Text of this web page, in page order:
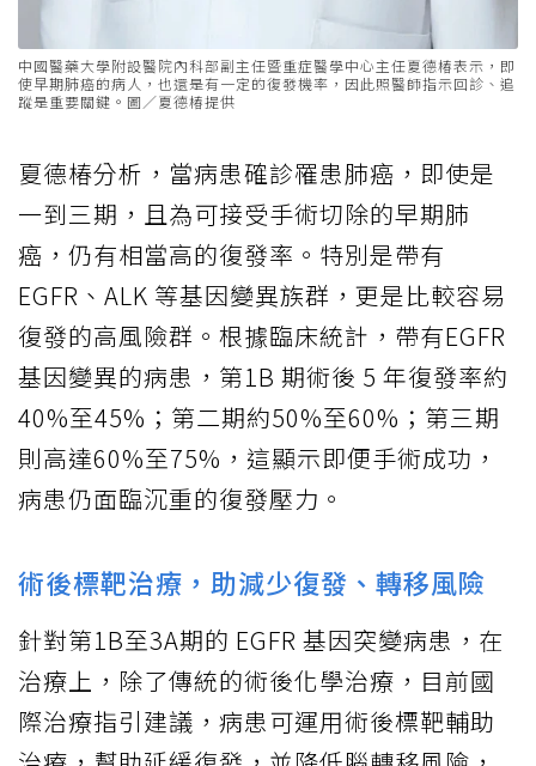
中國醫藥大學附設醫院內科部副主任暨重症醫學中心主任夏德椿表示，即
使早期肺癌的病人，也還是有一定的復發機率，因此照醫師指示回診、追
蹤是重要關鍵。圖／夏德椿提供
夏德椿分析，當病患確診罹患肺癌，即使是
一到三期，且為可接受手術切除的早期肺
癌，仍有相當高的復發率。特別是帶有
EGFR、ALK 等基因變異族群，更是比較容易
復發的高風險群。根據臨床統計，帶有EGFR
基因變異的病患，第1B 期術後 5 年復發率約
40%至45%；第二期約50%至60%；第三期
則高達60%至75%，這顯示即便手術成功，
病患仍面臨沉重的復發壓力。
術後標靶治療，助減少復發、轉移風險
針對第1B至3A期的 EGFR 基因突變病患，在
治療上，除了傳統的術後化學治療，目前國
際治療指引建議，病患可運用術後標靶輔助